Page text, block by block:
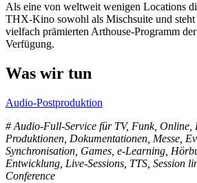
Als eine von weltweit wenigen Locations
THX-Kino sowohl als Mischsuite und
vielfach prämierten Arthouse-Programm
Verfügung.
Was wir tun
Audio-Postproduktion
# Audio-Full-Service für TV, Funk, Online,
Produktionen, Dokumentationen, Messe,
Synchronisation, Games, e-Learning,
Entwicklung, Live-Sessions, TTS, Session
Conference